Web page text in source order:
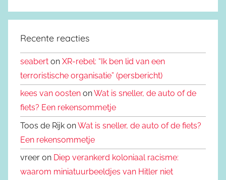
Recente reacties
seabert on XR-rebel: “Ik ben lid van een
terroristische organisatie” (persbericht)
kees van oosten onWat is sneller, de auto of de
fiets? Een rekensommetje
Toos de Rijk onWat is sneller, de auto of de fiets?
Een rekensommetje
vreer on Diep verankerd koloniaal racisme:
waarom miniatuurbeeldjes van Hitler niet